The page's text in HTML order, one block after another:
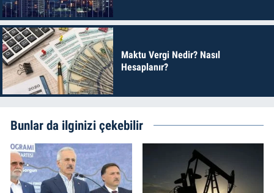
Maktu Vergi Nedir? Nasıl
Hesaplanır?
Bunlar da ilginizi çekebilir